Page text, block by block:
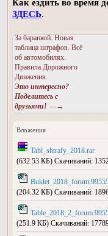
Как ездить во время
ЗДЕСЬ.
За баранкой. Новая
таблица штрафов. Всё
об автомобилях.
Правила Дорожного
Движения.
Это интересно?
Поделитесь с
друзьями! —→
Вложения
Tabl_shtrafy_2018.rar
(632.53 КБ) Скачиваний:
(204.32 КБ) Скачиваний:
(251.9 КБ) Скачиваний: